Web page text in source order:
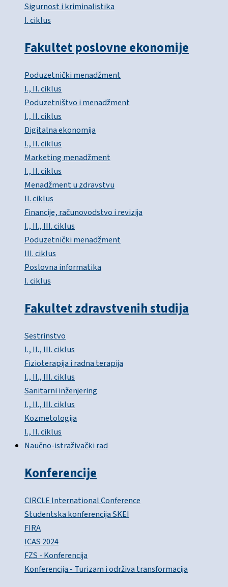
Sigurnost i kriminalistika
I. ciklus
Fakultet poslovne ekonomije
Poduzetnički menadžment
I., II. ciklus
Poduzetništvo i menadžment
I., II. ciklus
Digitalna ekonomija
I., II. ciklus
Marketing menadžment
I., II. ciklus
Menadžment u zdravstvu
II. ciklus
Financije, računovodstvo i revizija
I., II., III. ciklus
Poduzetnički menadžment
III. ciklus
Poslovna informatika
I. ciklus
Fakultet zdravstvenih studija
Sestrinstvo
I., II., III. ciklus
Fizioterapija i radna terapija
I., II., III. ciklus
Sanitarni inženjering
I., II., III. ciklus
Kozmetologija
I., II. ciklus
Naučno-istraživački rad
Konferencije
CIRCLE International Conference
Studentska konferencija SKEI
FIRA
ICAS 2024
FZS - Konferencija
Konferencija - Turizam i održiva transformacija